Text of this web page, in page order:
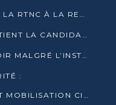
RDC : PLUS DE 500 AGENTS DE LA RTNC À LA RETRAITE, UNE PAGE SE TOURNE
ONU : L’UNION AFRICAINE SOUTIENT LA CANDIDATURE DE MACKY SALL
MADIBOU PLONGÉ DANS LE NOIR MALGRÉ L’INSTALLATION D’UN NOUVEAU TRANSFORMATEUR
:
NOTRE SOUVERAINETÉ NATIONALE